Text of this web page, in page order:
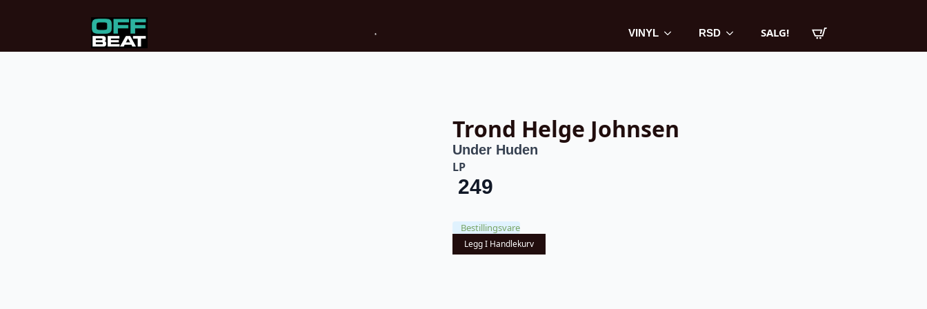
VINYL RSD SALG!
Trond Helge Johnsen
Under Huden
LP
249
Bestillingsvare
Legg I Handlekurv